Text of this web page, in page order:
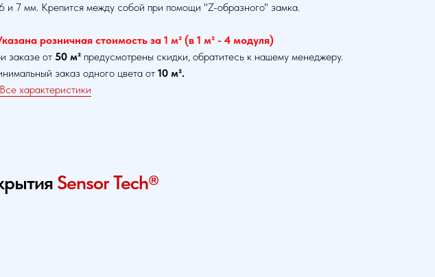
и 7 мм. Крепится между собой при помощи "Z-образного" замка.
розничная стоимость за 1 м² (в 1 м² - 4 модуля)
заказе от 50 м² предусмотрены скидки, обратитесь к нашему менеджеру.
заказ одного цвета от 10 м².
характеристики
Sensor Tech®